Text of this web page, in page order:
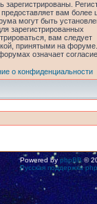
вам более
могут быть
зарегистрированных
вам следует
принятыми на форуме.
означает
о конфиденциальности
Powered byphpBB©
Русская поддержка